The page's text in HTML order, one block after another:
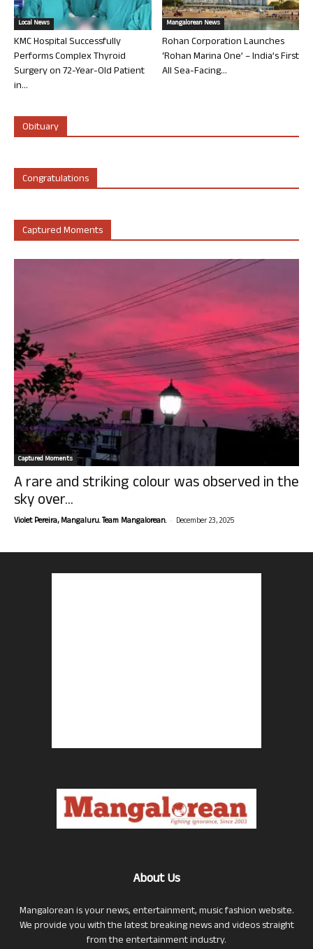
Local News
KMC Hospital Successfully
Performs Complex Thyroid
Surgery on 72-Year-Old Patient
in...
Mangalorean News
Rohan Corporation Launches
‘Rohan Marina One’ – India’s First
All Sea-Facing...
Obituary
Congratulations
Captured Moments
Captured Moments
A rare and striking colour was observed in the
sky over...
Violet Pereira, Mangaluru. Team Mangalorean. - December 23, 2025
About Us
Mangalorean is your news, entertainment, music fashion website.
We provide you with the latest breaking news and videos straight
from the entertainment industry.